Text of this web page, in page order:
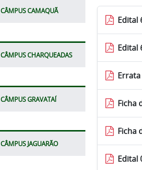
CÂMPUS CAMAQUÃ
CÂMPUS CHARQUEADAS
CÂMPUS GRAVATAÍ
CÂMPUS JAGUARÃO
Edital
Edital
Ficha
Ficha
Edital